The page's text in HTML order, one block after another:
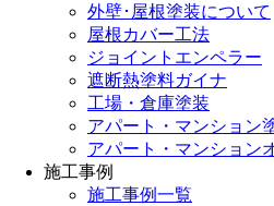
外壁･屋根塗装について
屋根カバー工法
ジョイントエンペラー
遮断熱塗料ガイナ
工場・倉庫塗装
アパート・マンション
アパート・マンション
施工事例
施工事例一覧